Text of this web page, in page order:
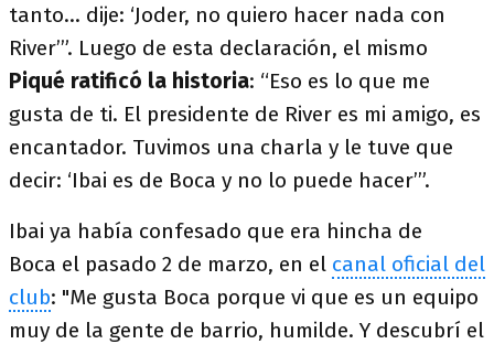
tanto... dije: ‘Joder, no quiero hacer nada con
River’”. Luego de esta declaración, el mismo
Piqué ratificó la historia: “Eso es lo que me
gusta de ti. El presidente de River es mi amigo, es
encantador. Tuvimos una charla y le tuve que
decir: ‘Ibai es de Boca y no lo puede hacer’”.
Ibai ya había confesado que era hincha de
Boca el pasado 2 de marzo, en el canal oficial del
club: "Me gusta Boca porque vi que es un equipo
muy de la gente de barrio, humilde. Y descubrí el